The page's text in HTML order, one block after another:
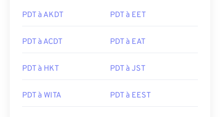
PDT à AKDT PDT à EET
PDT à ACDT PDT à EAT
PDT à HKT PDT à JST
PDT à WITA PDT à EEST